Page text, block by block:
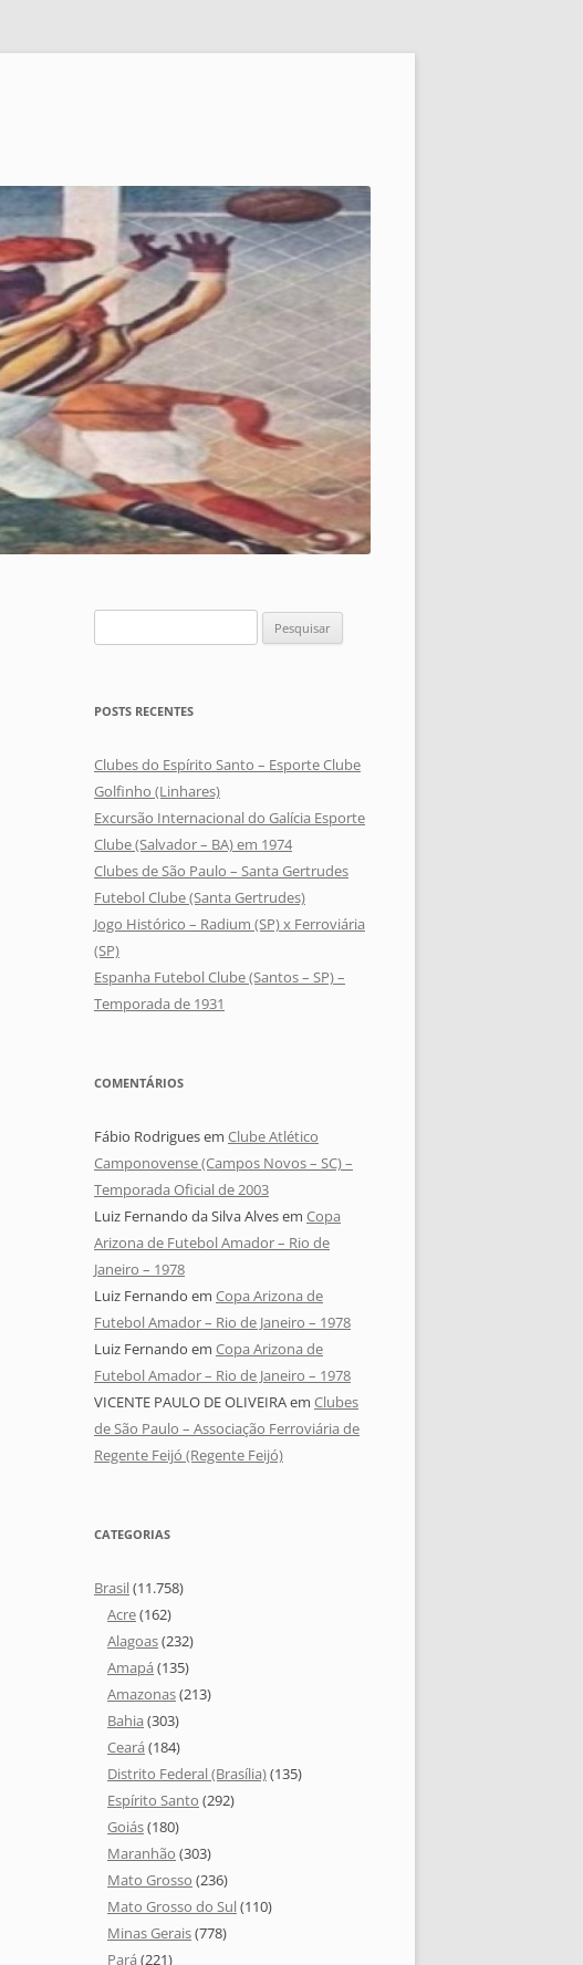
por:
POSTS RECENTES
Clubes do Espírito Santo – Esporte Clube
Golfinho (Linhares)
Excursão Internacional do Galícia Esporte
Clube (Salvador – BA) em 1974
Clubes de São Paulo – Santa Gertrudes
Futebol Clube (Santa Gertrudes)
Jogo Histórico – Radium (SP) x Ferroviária
(SP)
Espanha Futebol Clube (Santos – SP) –
Temporada de 1931
COMENTÁRIOS
Fábio Rodriguesem Clube Atlético
Camponovense (Campos Novos – SC) –
Temporada Oficial de 2003
Luiz Fernando da Silva Alvesem Copa
Arizona de Futebol Amador – Rio de
Janeiro – 1978
Luiz Fernando em Copa Arizona de
Futebol Amador – Rio de Janeiro – 1978
Luiz Fernando em Copa Arizona de
Futebol Amador – Rio de Janeiro – 1978
VICENTE PAULO DE OLIVEIRAem Clubes
de São Paulo – Associação Ferroviária de
Regente Feijó (Regente Feijó)
CATEGORIAS
Brasil(11.758)
Acre(162)
Alagoas(232)
Amapá (135)
Amazonas(213)
Bahia (303)
Ceará (184)
Distrito Federal (Brasília)(135)
Espírito Santo (292)
Goiás(180)
Maranhão (303)
Mato Grosso (236)
Mato Grosso do Sul(110)
Minas Gerais(778)
Pará (221)